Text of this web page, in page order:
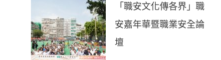
「職安文化傳各界」職
安嘉年華暨職業安全論
壇